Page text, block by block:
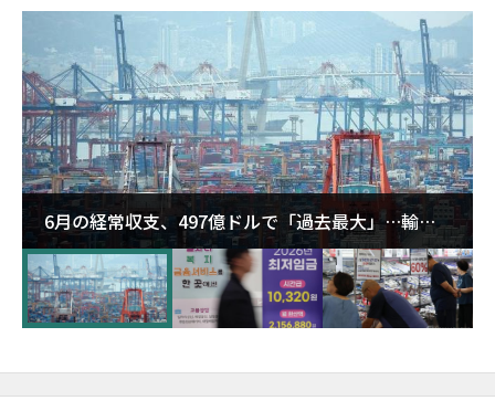
6月の経常収支、497億ドルで「過去最大」…輸出
が初の1000億ドル突破